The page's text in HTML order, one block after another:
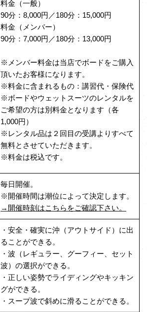
料金（一般）
90分：8,000円／180分：15,000円
料金（メンバー）
90分：7,000円／180分：13,000円
※メンバー料金は当店でボードをご購入
頂いたお客様になります。
※料金に含まれるもの：講習代・保険代
※ボードやウェットスーツのレンタルを
ご希望の方は別料金となります（各
1,000円）
※レンタル品は２回目の受講よりすべて
無料とさせていただきます。
※料金は税込です。
毎日開催。
※開催時間は潮位によって決定します。
→開催時刻はこちらをご確認下さい。
・安全・確実に沖（アウトサイド）に出
ることができる。
・波（レギュラー、グーフィー、セット
波）の選択ができる。
・正しい姿勢でライディングやキッキン
グができる。
・スープ波で斜めに滑ることができる。